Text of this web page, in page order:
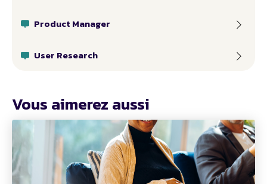
Product Manager
User Research
Vous aimerez aussi